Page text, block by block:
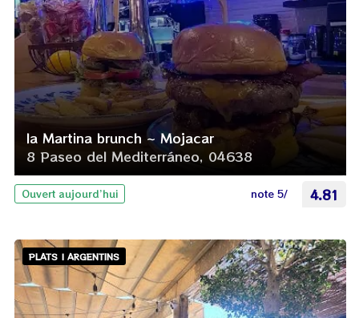
la Martina brunch ~ Mojacar
8 Paseo del Mediterráneo, 04638
Ouvert aujourd’hui note 5/ 4.81
PLATS | ARGENTINS